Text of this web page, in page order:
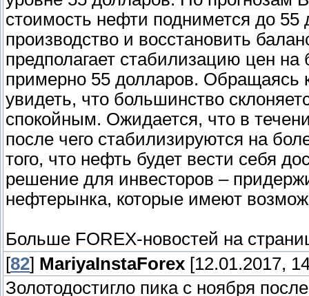
стоимость нефти поднимется до
производство и восстановить
предполагает стабилизацию цен
примерно 55 долларов. Обращаясь
увидеть, что большинство
спокойным. Ожидается, что в
после чего стабилизируются на
того, что нефть будет вести себя
решение для инвесторов –
нефтерынка, которые имеют
Больше FOREX-новостей на
[82] MariyaInstaForex [12.01.2017,
Золотодостигло пика с ноября